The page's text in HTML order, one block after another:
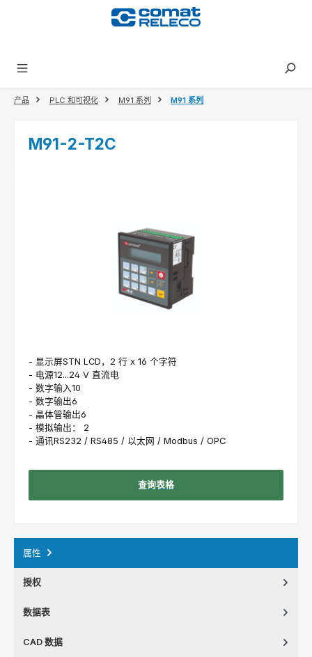
产品 PLC 和可视化 M91 系列 M91 系列
M91-2-T2C
- 显示屏STN LCD，2 行 x 16 个字符
- 电源12...24 V 直流电
- 数字输入10
- 数字输出6
- 晶体管输出6
- 模拟输出： 2
- 通讯RS232 / RS485 / 以太网 / Modbus / OPC
查询表格
属性
授权
数据表
CAD 数据